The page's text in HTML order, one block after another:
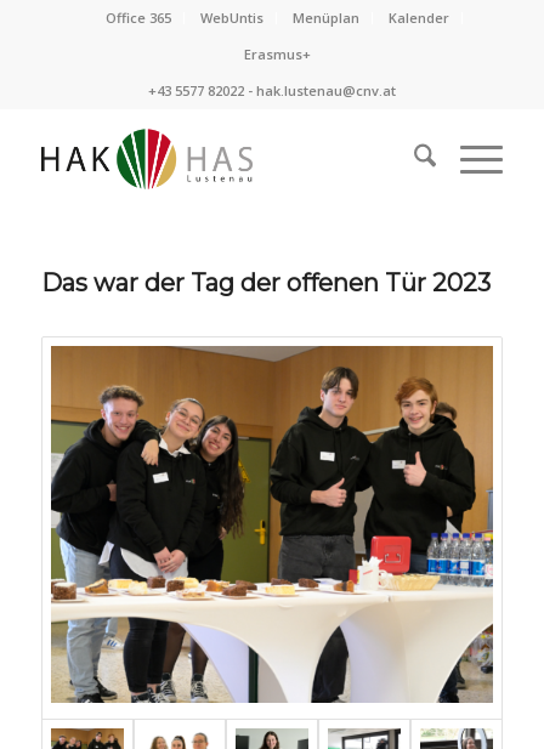
Office 365 WebUntis Menüplan
Kalender
Erasmus+
+43 5577 82022 - hak.lustenau@cnv.at
Das war der Tag der offenen Tür 2023